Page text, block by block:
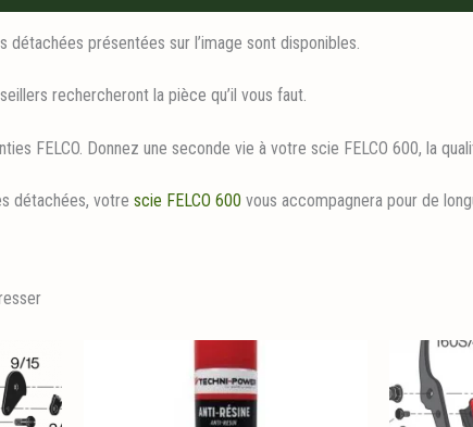
présentées sur l’image sont disponibles.
rechercheront la pièce qu’il vous faut.
FELCO. Donnez une seconde vie à votre scie FELCO 600, la
détachées, votre scie FELCO 600 vous accompagnera pour de